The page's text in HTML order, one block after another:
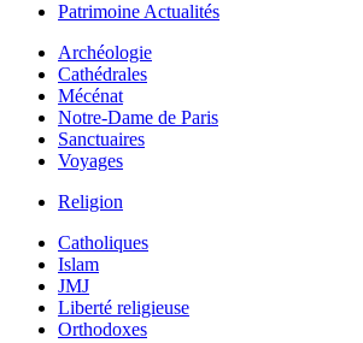
Patrimoine Actualités
Archéologie
Cathédrales
Mécénat
Notre-Dame de Paris
Sanctuaires
Voyages
Religion
Catholiques
Islam
JMJ
Liberté religieuse
Orthodoxes